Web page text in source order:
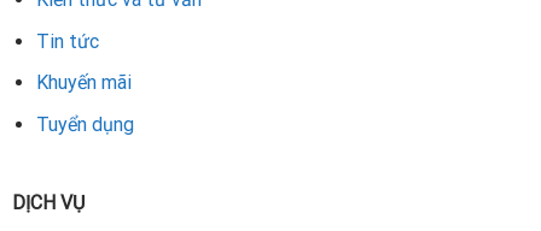
Tin tức
Khuyến mãi
Tuyển dụng
DỊCH VỤ